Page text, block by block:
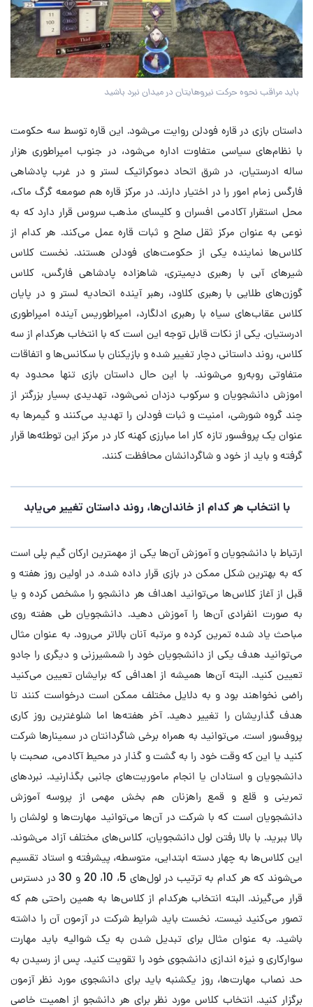
باید مراقب نحوه حرکت نیروهایتان در میدان نبرد باشید
داستان بازی در قاره فودلن روایت می‌شود. این قاره توسط سه حکومت
با نظام‌های سیاسی متفاوت اداره می‌شود، در جنوب امپراطوری هزار
ساله ادرستیان، در شرق اتحاد دموکراتیک لستر و در غرب پادشاهی
فارگس زمام امور را در اختیار دارند. در مرکز قاره هم صومعه گرگ ماک،
محل استقرار آکادمی افسران و کلیسای مذهب سروس قرار دارد که به
نوعی به عنوان مرکز ثقل صلح و ثبات قاره عمل می‌کند. هر کدام از
کلاس‌ها نماینده یکی از حکومت‌های فودلن هستند. نخست کلاس
شیرهای آبی با رهبری دیمیتری، شاهزاده پادشاهی فارگس، کلاس
گوزن‌های طلایی با رهبری کلاود، رهبر آینده اتحادیه لستر و در پایان
کلاس عقاب‌های سیاه با رهبری ادلگارد، امپراطوریس آینده امپراطوری
ادرستیان. یکی از نکات قابل توجه این است که با انتخاب هرکدام از سه
کلاس، روند داستانی دچار تغییر شده و بازیکنان با سکانس‌ها و اتفاقات
متفاوتی روبه‌رو می‌شوند. با این حال داستان بازی تنها محدود به
اموزش دانشجویان و سرکوب دزدان نمی‌شود، تهدیدی بسیار بزرگتر از
چند گروه شورشی، امنیت و ثبات فودلن را تهدید می‌کنند و گیمرها به
عنوان یک پروفسور تازه کار اما مبارزی کهنه کار در مرکز این توطئه‌ها قرار
گرفته و باید از خود و شاگردانشان محافظت کنند.
با انتخاب هر کدام از خاندان‌ها، روند داستان تغییر می‌یابد
ارتباط با دانشجویان و آموزش آن‌ها یکی از مهمترین ارکان گیم پلی است
که به بهترین شکل ممکن در بازی قرار داده شده. در اولین روز هفته و
قبل از آغاز کلاس‌ها می‌توانید اهداف هر دانشجو را مشخص کرده و یا
به صورت انفرادی آن‌ها را آموزش دهید. دانشجویان طی هفته روی
مباحث یاد شده تمرین کرده و مرتبه آنان بالاتر می‌رود. به عنوان مثال
می‌توانید هدف یکی از دانشجویان خود را شمشیرزنی و دیگری را جادو
تعیین کنید. البته آن‌ها همیشه از اهدافی که برایشان تعیین می‌کنید
راضی نخواهند بود و به دلایل مختلف ممکن است درخواست کنند تا
هدف گذاریشان را تغییر دهید. آخر هفته‌ها اما شلوغترین روز کاری
پروفسور است. می‌توانید به همراه برخی شاگردانتان در سمینارها شرکت
کنید یا این که وقت خود را به گشت و گذار در محیط آکادمی، صحبت با
دانشجویان و استادان یا انجام ماموریت‌های جانبی بگذارنید. نبردهای
تمرینی و قلع و قمع راهزنان هم بخش مهمی از پروسه آموزش
دانشجویان است که با شرکت در آن‌ها می‌توانید مهارت‌ها و لولشان را
بالا ببرید. با بالا رفتن لول دانشجویان، کلاس‌های مختلف آزاد می‌شوند.
این کلاس‌ها به چهار دسته ابتدایی، متوسطه، پیشرفته و استاد تقسیم
می‌شوند که هر کدام به ترتیب در لول‌های 5، 10، 20 و 30 در دسترس
قرار می‌گیرند. البته انتخاب هرکدام از کلاس‌ها به همین راحتی هم که
تصور می‌کنید نیست. نخست باید شرایط شرکت در آزمون آن را داشته
باشید. به عنوان مثال برای تبدیل شدن به یک شوالیه باید مهارت
سوارکاری و نیزه اندازی دانشجوی خود را تقویت کنید. پس از رسیدن به
حد نصاب مهارت‌ها، روز یکشنبه باید برای دانشجوی مورد نظر آزمون
برگزار کنید. انتخاب‌ کلاس مورد نظر برای هر دانشجو از اهمیت خاصی